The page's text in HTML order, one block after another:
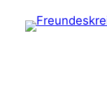
Inhalt